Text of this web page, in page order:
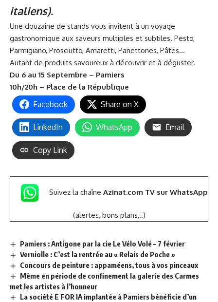
italiens).
Une douzaine de stands vous invitent à un voyage
gastronomique aux saveurs multiples et subtiles. Pesto,
Parmigiano, Prosciutto, Amaretti, Panettones, Pâtes…
Autant de produits savoureux à découvrir et à déguster.
Du 6 au 15 Septembre – Pamiers
10h/20h – Place de la République
Facebook Share on X
LinkedIn WhatsApp Email
Copy Link
Suivez la chaîne Azinat.com TV sur WhatsApp
(alertes, bons plans,..)
Pamiers : Antigone par la cie Le Vélo Volé – 7 février
Verniolle : C’est la rentrée au « Relais de Poche »
Concours de peinture : appaméens, tous à vos pinceaux
Même en période de confinement la galerie des Carmes
met les artistes à l’honneur
La société E FOR IA implantée à Pamiers bénéficie d’un